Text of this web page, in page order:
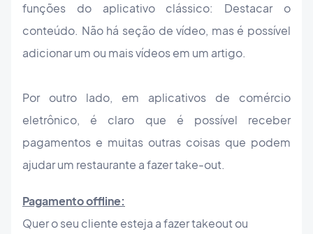
funções do aplicativo clássico: Destacar o
conteúdo. Não há seção de vídeo, mas é possível
adicionar um ou mais vídeos em um artigo.
Por outro lado, em aplicativos de comércio
eletrônico, é claro que é possível receber
pagamentos e muitas outras coisas que podem
ajudar um restaurante a fazer take-out.
Pagamento offline:
Quer o seu cliente esteja a fazer takeout ou